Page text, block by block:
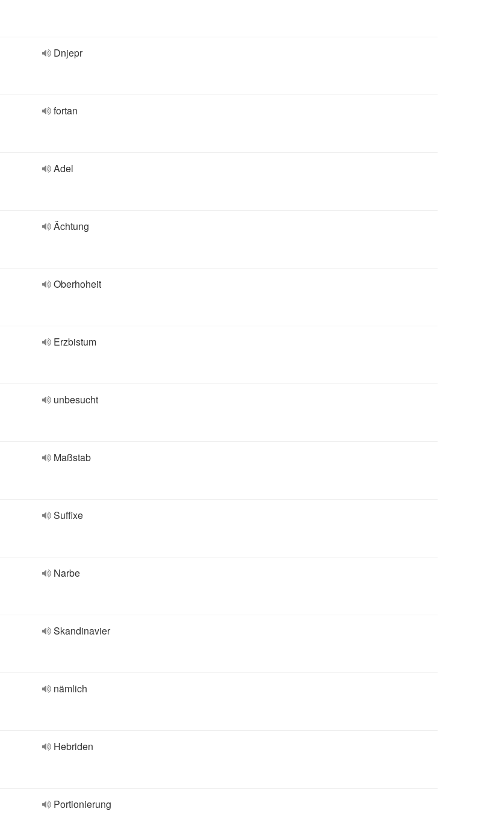
Dnjepr
fortan
Adel
Ächtung
Oberhoheit
Erzbistum
unbesucht
Maßstab
Suffixe
Narbe
Skandinavier
nämlich
Hebriden
Portionierung